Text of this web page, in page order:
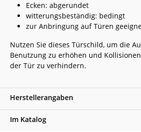
Ecken: abgerundet
witterungsbeständig: bedingt
zur Anbringung auf Türen
Nutzen Sie dieses Türschild, um die
Benutzung zu erhöhen und
der Tür zu verhindern.
Herstellerangaben
Im Katalog